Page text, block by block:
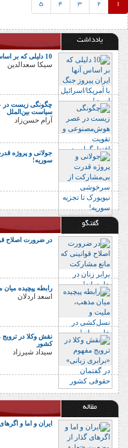
1
2
3
4
5
یادداشت
10 دلیلی که بر اساس آنها ایران پیروز جنگ با آمریکا/اسرائیل است!
سیکا سعدالدین
چگونگی زیست در
سیاست بین‌الملل
آرام حسن‌زاد
جولانی و پروژه
سوریه!
گفتگو
در ضرورت اصلاح
رابطه پیچیده
اسعد اردلان
نقش وکلا در
کشور
سیداد شیرزاد
مقاله
ایران و اما و